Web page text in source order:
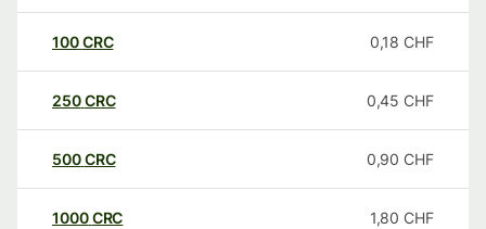
100CRC 0,18 CHF
250CRC 0,45 CHF
500CRC 0,90 CHF
1000CRC 1,80 CHF